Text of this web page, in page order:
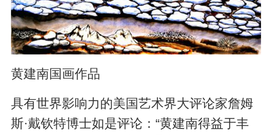
黄建南国画作品
具有世界影响力的美国艺术界大评论家詹姆
斯·戴钦特博士如是评论：“黄建南得益于丰